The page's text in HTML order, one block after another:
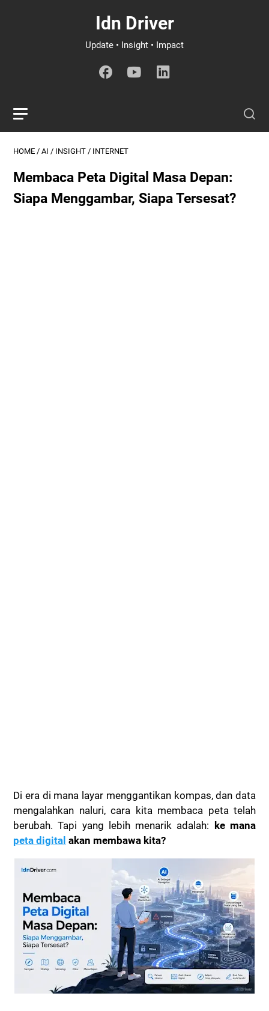
Idn Driver
Update • Insight • Impact
HOME / AI / INSIGHT / INTERNET
Membaca Peta Digital Masa Depan:
Siapa Menggambar, Siapa Tersesat?
Di era di mana layar menggantikan kompas, dan data
mengalahkan naluri, cara kita membaca peta telah
berubah. Tapi yang lebih menarik adalah:
ke mana
peta digital akan membawa kita?